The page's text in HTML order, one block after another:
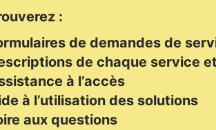
:
de demandes de
de chaque service
à l’accès
à l’utilisation des solutions
aux questions